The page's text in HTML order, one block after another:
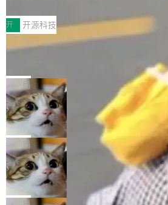
常维护操作，并完整支持 Iceberg V3 格式
村国家自主创新示范区会议中心开幕。本
由中关村智联软件服务业质量创新联盟主
“智构可信·质创未来——AI原生时代的质量
式”为主题，直面AI从实验室走向规模化
的核心质量命题。会上，《2026智能研
工具选型手册》发布，Testin云测的
nt智能测试系统入选AI测试领域代表产品
O而言，这提示了一个转变：AI测试正在
工具升级为企业的质量基础设施。 CIO面
现实 过去两年，CIO们的焦虑清单上多了
一是如何让大模型和智能体应用安全地从
向生产，二是如何让测试团队跟得上AI应
开 开源科技
让非法状态不可表示：一篇关于 ADT
有一种东西，一旦用过就回不去了。
eev 管它叫"软件设计的基石"。 他说的东
鲜——代数数据类型（ADT），尤其是和
（sum type）。但他说清楚了一件事：这
型系统的学术体操，是日常编码的思维方
章从一个简单的例子切入。一个网站的深
设置，如果用布尔值 + 可空字段来表示
ean 表示是否可切换，nullable 的默认模
色方案、深色方案——会产生大量无意义
合。方案缺了、配置冲突了、全 null 了。
局
Cloudflare 开源内部企业 AI 平台 Clou
dflare OS
Cloudflare 发布了一个开源项目
S。如果你只看官方博客，你会觉得这是
个"AI 知识库 + 聊天机器人"——每个大厂
做，没什么新鲜的。 但 Kenton Varda
r 上把事情说清楚了： 今天我们发布了
re OS，一个带连接器的聊天机器人，跟
局
Deno 团队开源 Celld，可自托管的分
布式 Durable Objects
Ryan Dahl 领导的 Deno 团队推出了最
目 Celld，一个能在自己机器上运行